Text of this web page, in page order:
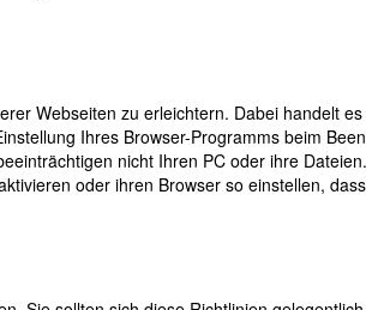
Webseiten zu erleichtern. Dabei handelt
Ihres Browser-Programms beim
nicht Ihren PC oder ihre
oder ihren Browser so einstellen,